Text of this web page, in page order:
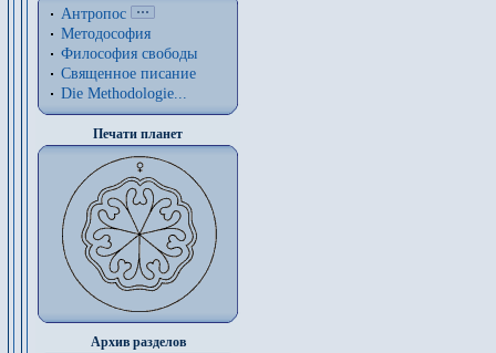
Антропос
Методософия
Философия cвободы
Священное писание
Die Methodologie...
Печати планет
Архив разделов